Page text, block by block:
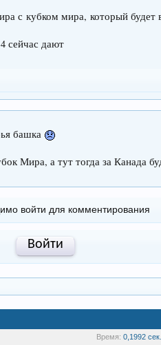
с кубком мира, который будет
сейчас дают
башка
Мира, а тут тогда за Канада
войти для комментирования
Войти
Время: 0,1992 сек.